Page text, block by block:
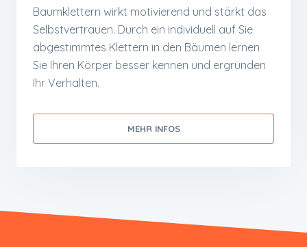
Baumklettern wirkt motivierend und stärkt das
Selbstvertrauen. Durch ein individuell auf Sie
abgestimmtes Klettern in den Bäumen lernen
Sie Ihren Körper besser kennen und ergründen
Ihr Verhalten.
MEHR INFOS